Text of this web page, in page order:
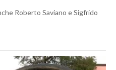
Roberto Saviano e Sigfrido